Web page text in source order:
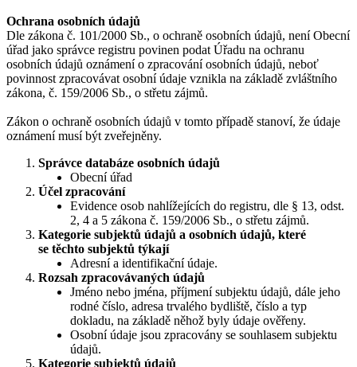
Ochrana osobních údajů
Dle zákona č. 101/2000 Sb., o ochraně osobních údajů, není Obecní
úřad jako správce registru povinen podat Úřadu na ochranu
osobních údajů oznámení o zpracování osobních údajů, neboť
povinnost zpracovávat osobní údaje vznikla na základě zvláštního
zákona, č. 159/2006 Sb., o střetu zájmů.
Zákon o ochraně osobních údajů v tomto případě stanoví, že údaje
oznámení musí být zveřejněny.
Správce databáze osobních údajů
Obecní úřad
Účel zpracování
Evidence osob nahlížejících do registru, dle § 13, odst.
2, 4 a 5 zákona č. 159/2006 Sb., o střetu zájmů.
Kategorie subjektů údajů a osobních údajů, které
se těchto subjektů týkají
Adresní a identifikační údaje.
Rozsah zpracovávaných údajů
Jméno nebo jména, příjmení subjektu údajů, dále jeho
rodné číslo, adresa trvalého bydliště, číslo a typ
dokladu, na základě něhož byly údaje ověřeny.
Osobní údaje jsou zpracovány se souhlasem subjektu
údajů.
Kategorie subjektů údajů